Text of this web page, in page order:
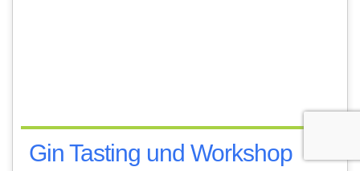
Gin Tasting und Workshop